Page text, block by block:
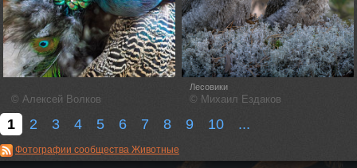
© Алексей Волков
Лесовики
© Михаил Ездаков
1 2 3 4 5 6 7 8 9 10 ...
Фотографии сообщества Животные